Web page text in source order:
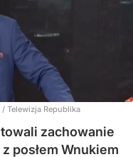
/ Telewizja Republika
zachowanie
posłem Wnukiem